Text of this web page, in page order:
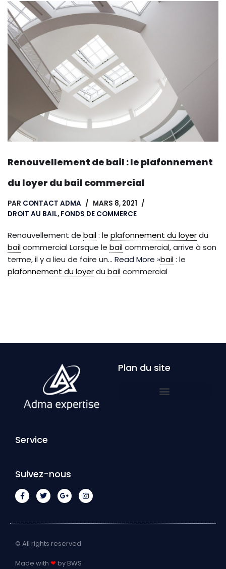
Renouvellement de bail : le plafonnement
du loyer du bail commercial
PAR CONTACT ADMA
MARS 8, 2021
DROIT AU BAIL, FONDS DE COMMERCE
Renouvellement de bail: le plafonnement du loyerdu
bailcommercial Lorsque le bailcommercial, arrive à son
terme, il y a lieu de faire un… Read More »bail: le
plafonnement du loyerdu bailcommercial
Plan du site
Service
Suivez-nous
© All rights reserved
Made with ❤ by BWS